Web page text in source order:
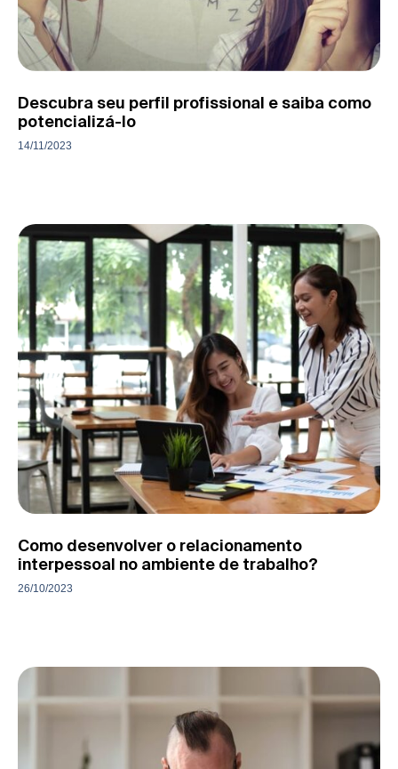
Descubra seu perfil profissional e saiba como
potencializá-lo
14/11/2023
Como desenvolver o relacionamento
interpessoal no ambiente de trabalho?
26/10/2023